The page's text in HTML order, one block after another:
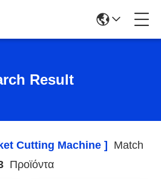
Result
Cutting Machine ]
Match
Προϊόντα